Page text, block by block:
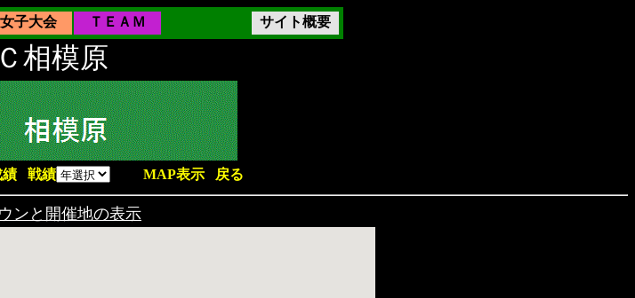
女子大会 ＴＥＡＭ サイト概要
相模原
戦績 MAP表示 戻る
ンと開催地の表示